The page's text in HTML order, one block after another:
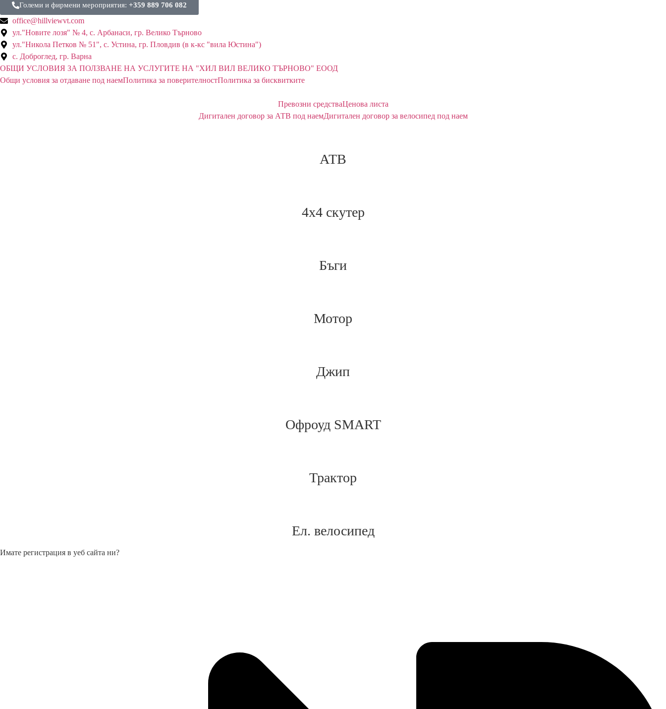
Големи и фирмени мероприятия: +359 889 706 082
office@hillviewvt.com
ул."Новите лозя" № 4, с. Арбанаси, гр. Велико Търново
ул."Никола Петков № 51", с. Устина, гр. Пловдив (в к-кс "вила Юстина")
с. Доброглед, гр. Варна
ОБЩИ УСЛОВИЯ ЗА ПОЛЗВАНЕ НА УСЛУГИТЕ НА "ХИЛ ВИЛ ВЕЛИКО ТЪРНОВО" ЕООД
Общи условия за отдаване под наемПолитика за поверителностПолитика за бисквитките
Превозни средстваЦенова листа
Дигитален договор за АТВ под наемДигитален договор за велосипед под наем
АТВ
4х4 скутер
Бъги
Мотор
Джип
Офроуд SMART
Трактор
Ел. велосипед
Имате регистрация в уеб сайта ни?